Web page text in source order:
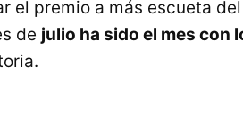
el premio a más escueta
de julio ha sido el mes con